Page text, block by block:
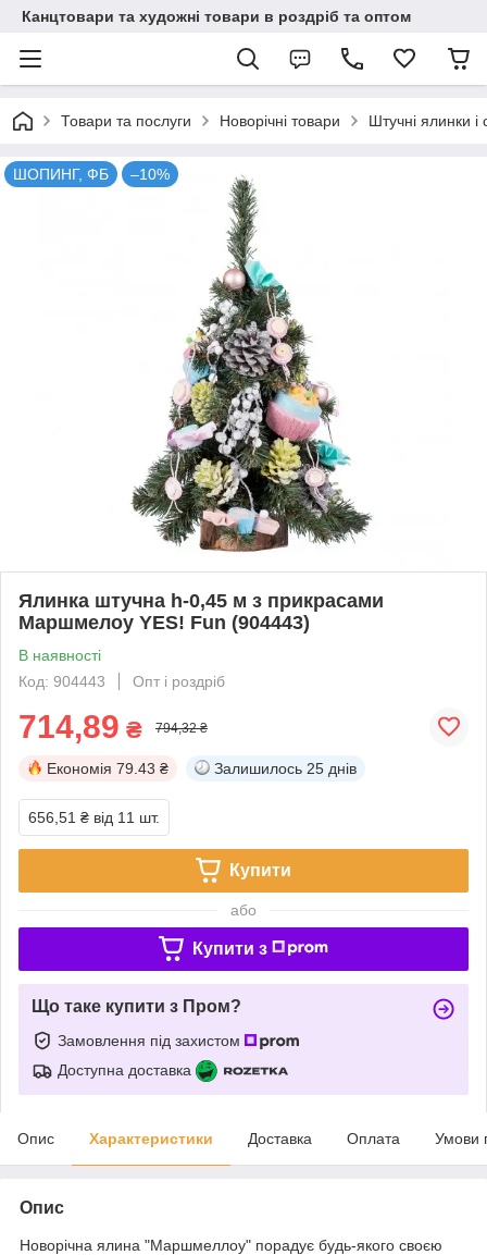
Канцтовари та художні товари в роздріб та оптом
Товари та послуги Новорічні товари Штучні ялинки і
ШОПИНГ, ФБ –10%
Ялинка штучна h-0,45 м з прикрасами
Маршмелоу YES! Fun (904443)
В наявності
Код: 904443
Опт і роздріб
714,89 ₴ 794,32 ₴
Економія 79.43 ₴ Залишилось 25 днів
656,51 ₴ від 11 шт.
Купити
або
Купити з
Що таке купити з Пром?
Замовлення під захистом
Доступна доставка
Опис Характеристики Доставка Оплата Умови
Опис
Новорічна ялина "Маршмеллоу" порадує будь-якого своєю